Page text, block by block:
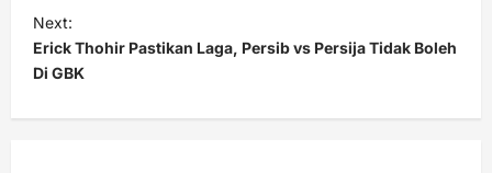
t
n
a
v
Next:
Erick Thohir Pastikan Laga, Persib vs Persija Tidak Boleh
Di GBK